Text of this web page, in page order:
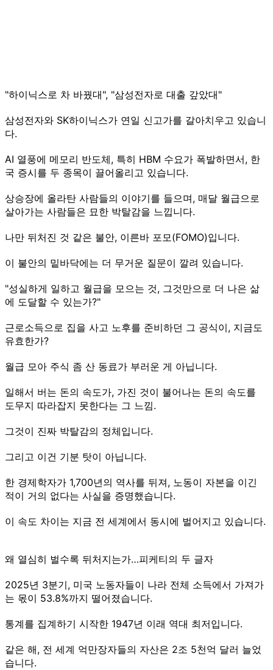
"하이닉스로 차 바꿨대", "삼성전자로 대출 갚았대"
삼성전자와 SK하이닉스가 연일 신고가를 갈아치우고 있습니
다.
AI 열풍에 메모리 반도체, 특히 HBM 수요가 폭발하면서, 한
국 증시를 두 종목이 끌어올리고 있습니다.
상승장에 올라탄 사람들의 이야기를 들으며, 매달 월급으로
살아가는 사람들은 묘한 박탈감을 느낍니다.
나만 뒤처진 것 같은 불안, 이른바 포모(FOMO)입니다.
이 불안의 밑바닥에는 더 무거운 질문이 깔려 있습니다.
"성실하게 일하고 월급을 모으는 것, 그것만으로 더 나은 삶
에 도달할 수 있는가?"
근로소득으로 집을 사고 노후를 준비하던 그 공식이, 지금도
유효한가?
월급 모아 주식 좀 산 동료가 부러운 게 아닙니다.
일해서 버는 돈의 속도가, 가진 것이 불어나는 돈의 속도를
도무지 따라잡지 못한다는 그 느낌.
그것이 진짜 박탈감의 정체입니다.
그리고 이건 기분 탓이 아닙니다.
한 경제학자가 1,700년의 역사를 뒤져, 노동이 자본을 이긴
적이 거의 없다는 사실을 증명했습니다.
이 속도 차이는 지금 전 세계에서 동시에 벌어지고 있습니다.
왜 열심히 벌수록 뒤처지는가…피케티의 두 글자
2025년 3분기, 미국 노동자들이 나라 전체 소득에서 가져가
는 몫이 53.8%까지 떨어졌습니다.
통계를 집계하기 시작한 1947년 이래 역대 최저입니다.
같은 해, 전 세계 억만장자들의 자산은 2조 5천억 달러 늘었
습니다.